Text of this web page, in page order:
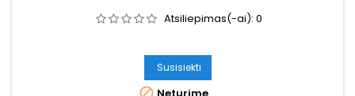
Atsiliepimas(-ai): 0
Susisiekti
